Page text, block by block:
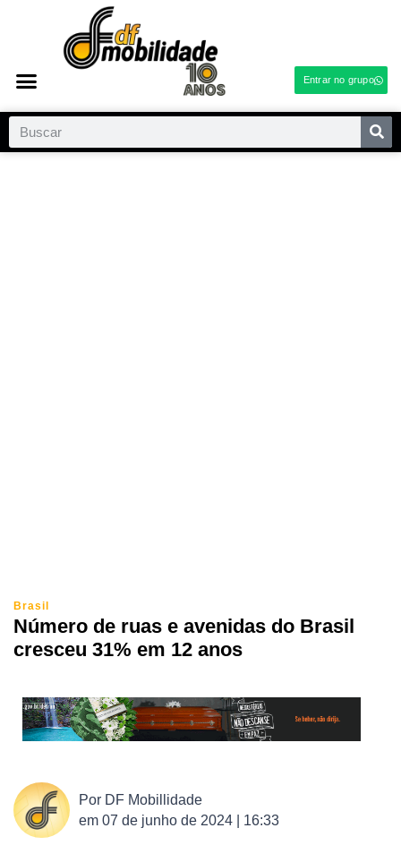
Entrar no grupo
Brasil
Número de ruas e avenidas do Brasil
cresceu 31% em 12 anos
Por DF Mobillidade
em 07 de junho de 2024 | 16:33